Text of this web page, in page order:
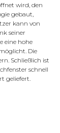
wird, den
gebaut,
kann von
seiner
eine hohe
Die
Schließlich ist
schnell
geliefert.